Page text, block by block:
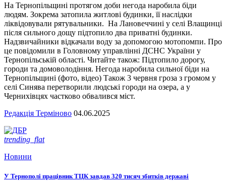
На Тернопільщині протягом доби негода наробила біди
людям. Зокрема затопила житлові будинки, її наслідки
ліквідовували рятувальники. На Лановеччині у селі Влащинці
після сильного дощу підтопило два приватні будинки.
Надзвичайники відкачали воду за допомогою мотопомпи. Про
це повідомили в Головному управлінні ДСНС України у
Тернопільській області. Читайте також: Підтопило дорогу,
городи та домоволодіння. Негода наробила сильної біди на
Тернопільщині (фото, відео) Також 3 червня гроза з громом у
селі Синява перетворили людські городи на озера, а у
Чернихівцях частково обвалився міст.
Редакція Терміново 04.06.2025
trending_flat
Новини
У Тернополі працівник ТЦК завдав 320 тисяч збитків державі